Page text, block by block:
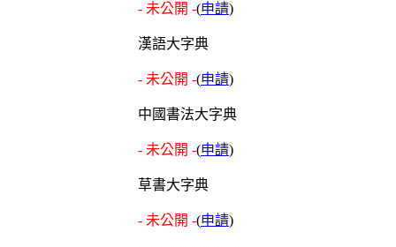
- 未公開 -(申請)
漢語大字典
- 未公開 -(申請)
中國書法大字典
- 未公開 -(申請)
草書大字典
- 未公開 -(申請)